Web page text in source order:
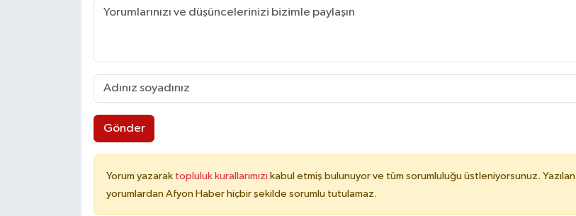
Gönder
Yorum yazarak topluluk kurallarımızı kabul etmiş bulunuyor ve tüm sorumluluğu üstleniyorsunuz. Yazılan
yorumlardan Afyon Haber hiçbir şekilde sorumlu tutulamaz.